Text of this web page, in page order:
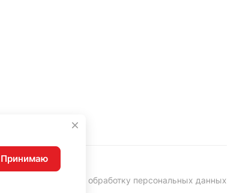
Согласие на обработку персональных данных
Принимаю